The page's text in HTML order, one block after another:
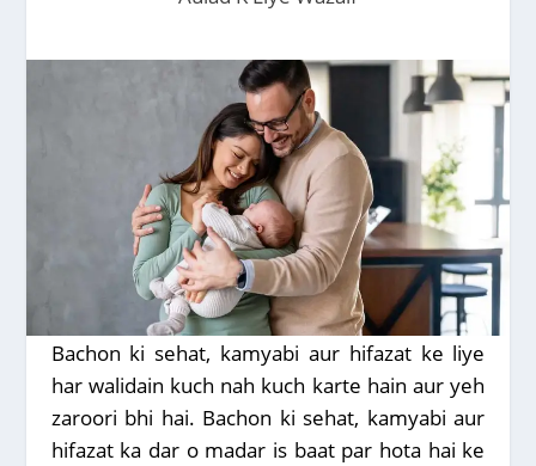
Bachon ki sehat, kamyabi aur hifazat ke liye
har walidain kuch nah kuch karte hain aur yeh
zaroori bhi hai. Bachon ki sehat, kamyabi aur
hifazat ka dar o madar is baat par hota hai ke